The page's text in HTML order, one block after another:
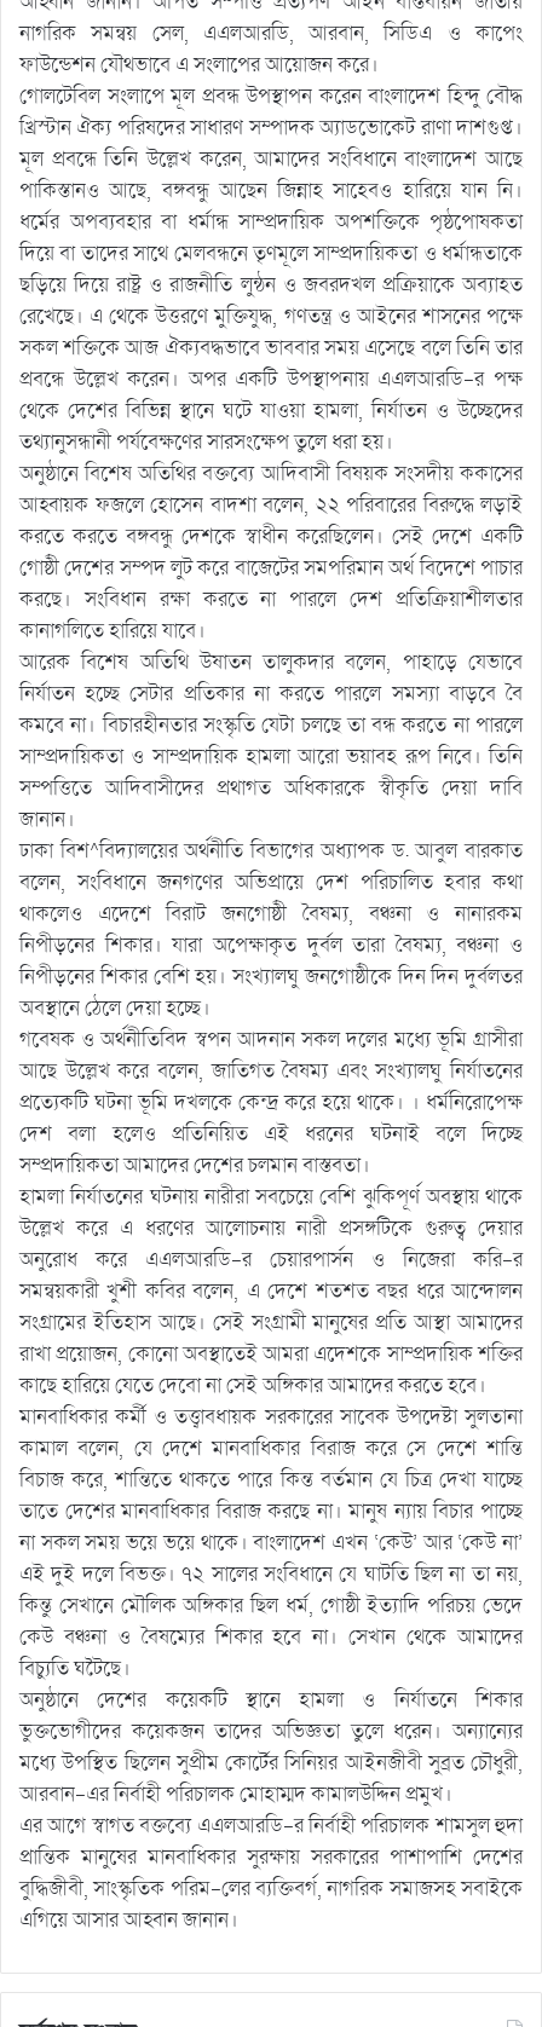
নাগরিক সমন্বয় সেল, এএলআরডি, আরবান, সিডিএ ও কাপেং
ফাউন্ডেশন যৌথভাবে এ সংলাপের আয়োজন করে।
গোলটেবিল সংলাপে মূল প্রবন্ধ উপস্থাপন করেন বাংলাদেশ হিন্দু বৌদ্ধ
খ্রিস্টান ঐক্য পরিষদের সাধারণ সম্পাদক অ্যাডভোকেট রাণা দাশগুপ্ত।
মূল প্রবন্ধে তিনি উল্লেখ করেন, আমাদের সংবিধানে বাংলাদেশ আছে
পাকিস্তানও আছে, বঙ্গবন্ধু আছেন জিন্নাহ সাহেবও হারিয়ে যান নি।
ধর্মের অপব্যবহার বা ধর্মান্ধ সাম্প্রদায়িক অপশক্তিকে পৃষ্ঠপোষকতা
দিয়ে বা তাদের সাথে মেলবন্ধনে তৃণমূলে সাম্প্রদায়িকতা ও ধর্মান্ধতাকে
ছড়িয়ে দিয়ে রাষ্ট্র ও রাজনীতি লুন্ঠন ও জবরদখল প্রক্রিয়াকে অব্যাহত
রেখেছে। এ থেকে উত্তরণে মুক্তিযুদ্ধ, গণতন্ত্র ও আইনের শাসনের পক্ষে
সকল শক্তিকে আজ ঐক্যবদ্ধভাবে ভাববার সময় এসেছে বলে তিনি তার
প্রবন্ধে উল্লেখ করেন। অপর একটি উপস্থাপনায় এএলআরডি-র পক্ষ
থেকে দেশের বিভিন্ন স্থানে ঘটে যাওয়া হামলা, নির্যাতন ও উচ্ছেদের
তথ্যানুসন্ধানী পর্যবেক্ষণের সারসংক্ষেপ তুলে ধরা হয়।
অনুষ্ঠানে বিশেষ অতিথির বক্তব্যে আদিবাসী বিষয়ক সংসদীয় ককাসের
আহ্বায়ক ফজলে হোসেন বাদশা বলেন, ২২ পরিবারের বিরুদ্ধে লড়াই
করতে করতে বঙ্গবন্ধু দেশকে স্বাধীন করেছিলেন। সেই দেশে একটি
গোষ্ঠী দেশের সম্পদ লুট করে বাজেটের সমপরিমান অর্থ বিদেশে পাচার
করছে। সংবিধান রক্ষা করতে না পারলে দেশ প্রতিক্রিয়াশীলতার
কানাগলিতে হারিয়ে যাবে।
আরেক বিশেষ অতিথি উষাতন তালুকদার বলেন, পাহাড়ে যেভাবে
নির্যাতন হচ্ছে সেটার প্রতিকার না করতে পারলে সমস্যা বাড়বে বৈ
কমবে না। বিচারহীনতার সংস্কৃতি যেটা চলছে তা বন্ধ করতে না পারলে
সাম্প্রদায়িকতা ও সাম্প্রদায়িক হামলা আরো ভয়াবহ রূপ নিবে। তিনি
সম্পত্তিতে আদিবাসীদের প্রথাগত অধিকারকে স্বীকৃতি দেয়া দাবি
জানান।
ঢাকা বিশ^বিদ্যালয়ের অর্থনীতি বিভাগের অধ্যাপক ড. আবুল বারকাত
বলেন, সংবিধানে জনগণের অভিপ্রায়ে দেশ পরিচালিত হবার কথা
থাকলেও এদেশে বিরাট জনগোষ্ঠী বৈষম্য, বঞ্চনা ও নানারকম
নিপীড়নের শিকার। যারা অপেক্ষাকৃত দুর্বল তারা বৈষম্য, বঞ্চনা ও
নিপীড়নের শিকার বেশি হয়। সংখ্যালঘু জনগোষ্ঠীকে দিন দিন দুর্বলতর
অবস্থানে ঠেলে দেয়া হচ্ছে।
গবেষক ও অর্থনীতিবিদ স্বপন আদনান সকল দলের মধ্যে ভূমি গ্রাসীরা
আছে উল্লেখ করে বলেন, জাতিগত বৈষম্য এবং সংখ্যালঘু নির্যাতনের
প্রত্যেকটি ঘটনা ভূমি দখলকে কেন্দ্র করে হয়ে থাকে। । ধর্মনিরোপেক্ষ
দেশ বলা হলেও প্রতিনিয়িত এই ধরনের ঘটনাই বলে দিচ্ছে
সম্প্রদায়িকতা আমাদের দেশের চলমান বাস্তবতা।
হামলা নির্যাতনের ঘটনায় নারীরা সবচেয়ে বেশি ঝুকিপূর্ণ অবস্থায় থাকে
উল্লেখ করে এ ধরণের আলোচনায় নারী প্রসঙ্গটিকে গুরুত্ব দেয়ার
অনুরোধ করে এএলআরডি-র চেয়ারপার্সন ও নিজেরা করি-র
সমন্বয়কারী খুশী কবির বলেন, এ দেশে শতশত বছর ধরে আন্দোলন
সংগ্রামের ইতিহাস আছে। সেই সংগ্রামী মানুষের প্রতি আস্থা আমাদের
রাখা প্রয়োজন, কোনো অবস্থাতেই আমরা এদেশকে সাম্প্রদায়িক শক্তির
কাছে হারিয়ে যেতে দেবো না সেই অঙ্গিকার আমাদের করতে হবে।
মানবাধিকার কর্মী ও তত্ত্বাবধায়ক সরকারের সাবেক উপদেষ্টা সুলতানা
কামাল বলেন, যে দেশে মানবাধিকার বিরাজ করে সে দেশে শান্তি
বিচাজ করে, শান্তিতে থাকতে পারে কিন্ত বর্তমান যে চিত্র দেখা যাচ্ছে
তাতে দেশের মানবাধিকার বিরাজ করছে না। মানুষ ন্যায় বিচার পাচ্ছে
না সকল সময় ভয়ে ভয়ে থাকে। বাংলাদেশ এখন ‘কেউ’ আর ‘কেউ না’
এই দুই দলে বিভক্ত। ৭২ সালের সংবিধানে যে ঘাটতি ছিল না তা নয়,
কিন্তু সেখানে মৌলিক অঙ্গিকার ছিল ধর্ম, গোষ্ঠী ইত্যাদি পরিচয় ভেদে
কেউ বঞ্চনা ও বৈষম্যের শিকার হবে না। সেখান থেকে আমাদের
বিচ্যুতি ঘটৈছে।
অনুষ্ঠানে দেশের কয়েকটি স্থানে হামলা ও নির্যাতনে শিকার
ভুক্তভোগীদের কয়েকজন তাদের অভিজ্ঞতা তুলে ধরেন। অন্যান্যের
মধ্যে উপস্থিত ছিলেন সুপ্রীম কোর্টের সিনিয়র আইনজীবী সুব্রত চৌধুরী,
আরবান-এর নির্বাহী পরিচালক মোহাম্মদ কামালউদ্দিন প্রমুখ।
এর আগে স্বাগত বক্তব্যে এএলআরডি-র নির্বাহী পরিচালক শামসুল হুদা
প্রান্তিক মানুষের মানবাধিকার সুরক্ষায় সরকারের পাশাপাশি দেশের
বুদ্ধিজীবী, সাংস্কৃতিক পরিম-লের ব্যক্তিবর্গ, নাগরিক সমাজসহ সবাইকে
এগিয়ে আসার আহ্বান জানান।